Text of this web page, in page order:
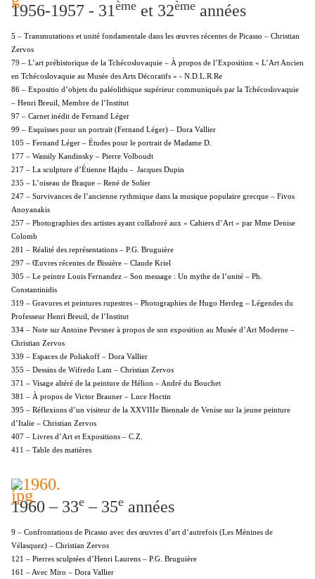
1956-1957 - 31 ème et 32ème années
5 – Transmutations et unité fondamentale dans les œuvres récentes de Picasso – Christian
Zervos
79 – L’art préhistorique de la Tchécoslovaquie – À propos de l’Exposition « L’Art Ancien
en Tchécoslovaquie au Musée des Arts Décoratifs » - N.D.L.R.Re
86 – Expositio d’objets du paléolithique supérieur communiqués par la Tchécoslovaquie
– Henri Breuil, Membre de l’Institut
97 – Carnet inédit de Fernand Léger
99 – Esquisses pour un portrait (Fernand Léger) – Dora Vallier
105 – Fernand Léger – Études pour le portrait de Madame D.
177 – Wassily Kandinsky – Pierre Volboudt
217 – La sculpture d’Étienne Hajdu - Jacques Dupin
235 – L’oiseau de Braque – René de Solier
247 – Survivances de l’ancienne rythmique dans la musique populaire grecque – Fivos
Anoyanakis
257 – Photographies des artistes ayant collaboré aux « Cahiers d’Art » par Mme Denise
Colomb
281 – Réalité des représentations – P.G. Bruguière
297 – Œuvres récentes de Bissière – Claude Kriel
305 – Le peintre Louis Fernandez – Son message : Un mythe de l’unité – Ph.
Constantinidis
319 – Gravures et peintures rupestres – Photographies de Hugo Herdeg – Légendes du
Professeur Henri Breuil, de l’Institut
334 – Note sur Antoine Pevsner à propos de son exposition au Musée d’Art Moderne –
Christian Zervos
339 – Espaces de Poliakoff – Dora Vallier
355 – Dessins de Wifredo Lam – Christian Zervos
371 – Visage altéré de la peinture de Hélion – André du Bouchet
381 – À propos de Victor Brauner – Luce Hoctin
395 – Réflexions d’un visiteur de la XXVIIIe Biennale de Venise sur la jeune peinture
d’Italie – Christian Zervos
407 – Livres d’Art et Expositions – C.Z.
411 – Table des matières
1960 – 33e – 35e années
9 – Confrontations de Picasso avec des œuvres d’art d’autrefois (Les Ménines de
Vélasquez) – Christian Zervos
121 – Pierres sculptées d’Henri Laurens – P.G. Bruguière
161 – Avec Miro – Dora Vallier